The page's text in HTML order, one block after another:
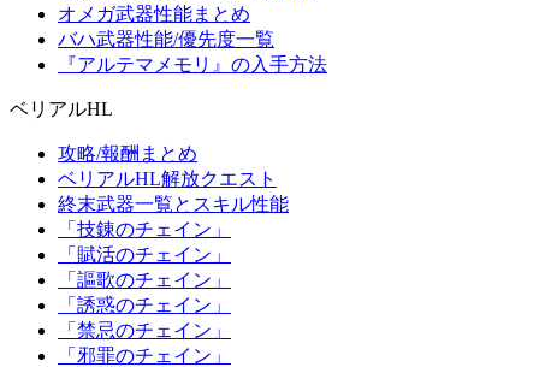
オメガ武器性能まとめ
バハ武器性能/優先度一覧
『アルテマメモリ』の入手方法
ベリアルHL
攻略/報酬まとめ
ベリアルHL解放クエスト
終末武器一覧とスキル性能
「技錬のチェイン」
「賦活のチェイン」
「謳歌のチェイン」
「誘惑のチェイン」
「禁忌のチェイン」
「邪罪のチェイン」